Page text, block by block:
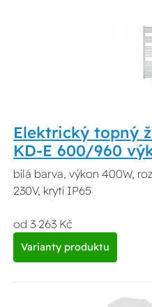
Elektrický topný
KD-E 600/960
bílá barva, výkon 400W,
230V, krytí IP65
od 3 263 Kč
Varianty produktu